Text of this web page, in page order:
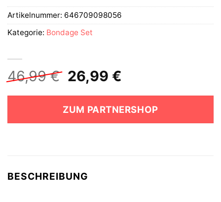
46,99€ Ursprünglicher
Preis
war:
46,99 €
26,99 €
ist:
26,99 €.
ZUM PARTNERSHOP
Artikelnummer: 646709098056
Kategorie: Bondage Set
BESCHREIBUNG